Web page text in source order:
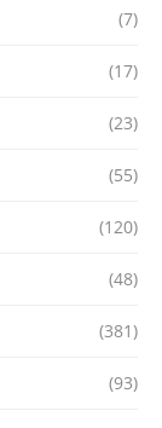
(7)
(17)
(23)
(55)
(120)
(48)
(381)
(93)